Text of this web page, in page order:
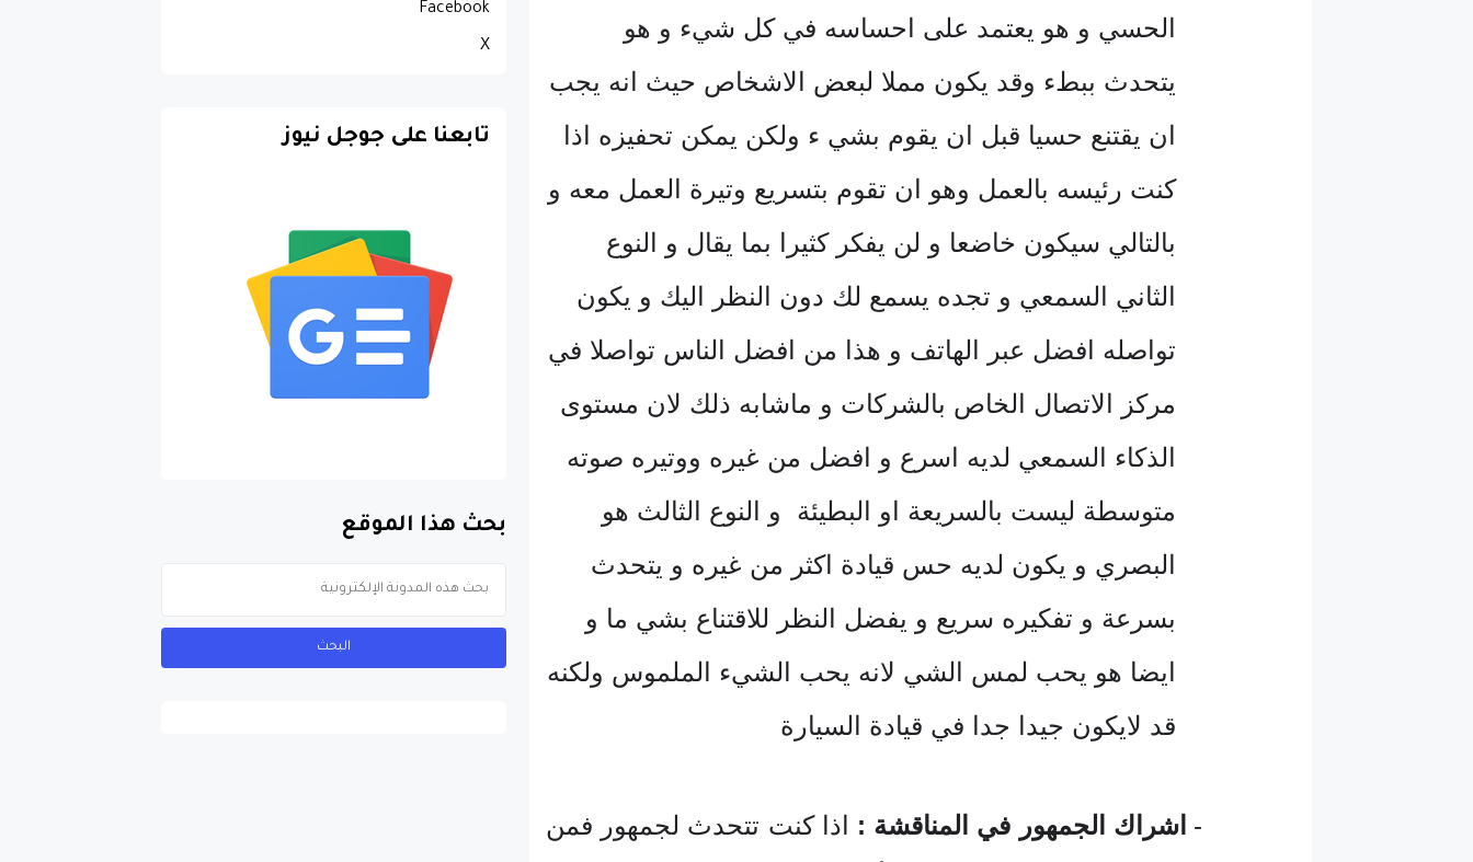
الحسي و هو يعتمد على احساسه في كل شيء و هو
يتحدث ببطء وقد يكون مملا لبعض الاشخاص حيث انه يجب
ان يقتنع حسيا قبل ان يقوم بشي ء ولكن يمكن تحفيزه اذا
كنت رئيسه بالعمل وهو ان تقوم بتسريع وتيرة العمل معه و
بالتالي سيكون خاضعا و لن يفكر كثيرا بما يقال و النوع
الثاني السمعي و تجده يسمع لك دون النظر اليك و يكون
تواصله افضل عبر الهاتف و هذا من افضل الناس تواصلا في
مركز الاتصال الخاص بالشركات و ماشابه ذلك لان مستوى
الذكاء السمعي لديه اسرع و افضل من غيره ووتيره صوته
متوسطة ليست بالسريعة او البطيئة و النوع الثالث هو
البصري و يكون لديه حس قيادة اكثر من غيره و يتحدث
بسرعة و تفكيره سريع و يفضل النظر للاقتناع بشي ما و
ايضا هو يحب لمس الشي لانه يحب الشيء الملموس ولكنه
قد لايكون جيدا جدا في قيادة السيارة
- اشراك الجمهور في المناقشة : اذا كنت تتحدث لجمهور فمن
Facebook
X
تابعنا على جوجل نيوز
بحث هذا الموقع